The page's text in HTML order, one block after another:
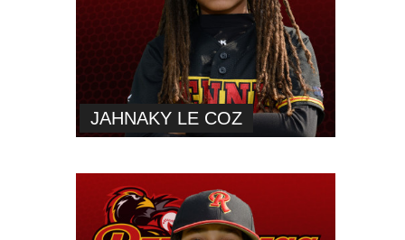
JAHNAKY LE COZ